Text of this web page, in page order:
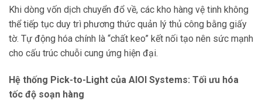
Khi dòng vốn dịch chuyển đổ về, các kho hàng vệ tinh không
thể tiếp tục duy trì phương thức quản lý thủ công bằng giấy
tờ. Tự động hóa chính là “chất keo” kết nối tạo nên sức mạnh
cho cấu trúc chuỗi cung ứng hiện đại.
Hệ thống Pick-to-Light của AIOI Systems: Tối ưu hóa
tốc độ soạn hàng